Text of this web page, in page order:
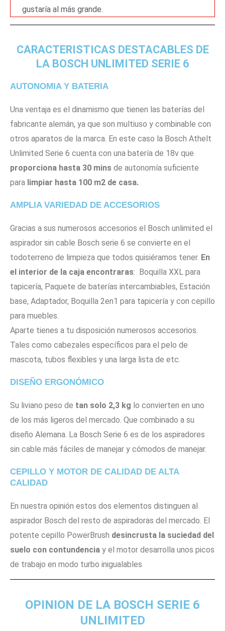
gustaría al más grande.
CARACTERISTICAS DESTACABLES DE
LA BOSCH UNLIMITED SERIE 6
AUTONOMIA Y BATERIA
Una ventaja es el dinamismo que tienen las baterías del
fabricante alemán, ya que son multiuso y combinable con
otros aparatos de la marca. En este caso la Bosch Athelt
Unlimited Serie 6 cuenta con una batería de 18v que
proporciona hasta 30 mins de autonomía suficiente
para limpiar hasta 100 m2 de casa.
AMPLIA VARIEDAD DE ACCESORIOS
Gracias a sus numerosos accesorios el Bosch unlimited el
aspirador sin cable Bosch serie 6 se convierte en el
todoterreno de limpieza que todos quisiéramos tener. En
el interior de la caja encontraras: Boquilla XXL para
tapicería, Paquete de baterías intercambiables, Estación
base, Adaptador, Boquilla 2en1 para tapicería y con cepillo
para muebles.
Aparte tienes a tu disposición numerosos accesorios.
Tales como cabezales específicos para el pelo de
mascota, tubos flexibles y una larga lista de etc.
DISEÑO ERGONÓMICO
Su liviano peso de tan solo 2,3 kg lo convierten en uno
de los más ligeros del mercado. Que combinado a su
diseño Alemana. La Bosch Serie 6 es de los aspiradores
sin cable más fáciles de manejar y cómodos de manejar.
CEPILLO Y MOTOR DE CALIDAD DE ALTA
CALIDAD
En nuestra opinión estos dos elementos distinguen al
aspirador Bosch del resto de aspiradoras del mercado. El
potente cepillo PowerBrush desincrusta la suciedad del
suelo con contundencia y el motor desarrolla unos picos
de trabajo en modo turbo inigualables
OPINION DE LA BOSCH SERIE 6
UNLIMITED